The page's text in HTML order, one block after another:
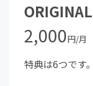
ORIGINAL
2,000円/月
特典は6つです。